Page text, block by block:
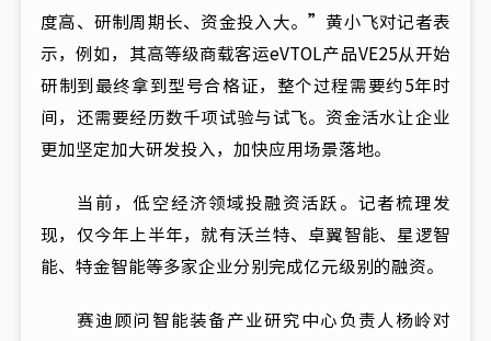
度高、研制周期长、资金投入大。”黄小飞对记者表
示，例如，其高等级商载客运eVTOL产品VE25从开始
研制到最终拿到型号合格证，整个过程需要约5年时
间，还需要经历数千项试验与试飞。资金活水让企业
更加坚定加大研发投入，加快应用场景落地。
当前，低空经济领域投融资活跃。记者梳理发
现，仅今年上半年，就有沃兰特、卓翼智能、星逻智
能、特金智能等多家企业分别完成亿元级别的融资。
赛迪顾问智能装备产业研究中心负责人杨岭对